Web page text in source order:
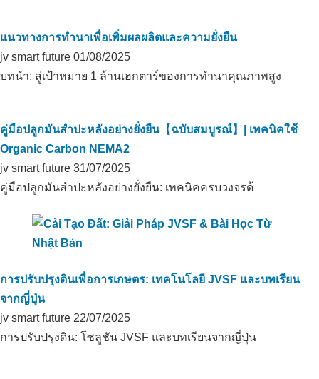
แนวทางการทำนาเพื่อเพิ่มผลผลิตและความยั่งยืน
jv smart future 01/08/2025
บทนำ: สู่เป้าหมาย 1 ล้านเฮกตาร์ของการทำนาคุณภาพสูง
คู่มือปลูกมันสำปะหลังอย่างยั่งยืน【ฉบับสมบูรณ์】| เทคนิคใช้
Organic Carbon NEMA2
jv smart future 31/07/2025
คู่มือปลูกมันสำปะหลังอย่างยั่งยืน: เทคนิคครบวงจรด้
การปรับปรุงดินเพื่อการเกษตร: เทคโนโลยี JVSF และบทเรียน
จากญี่ปุ่น
jv smart future 22/07/2025
การปรับปรุงดิน: โซลูชัน JVSF และบทเรียนจากญี่ปุ่น